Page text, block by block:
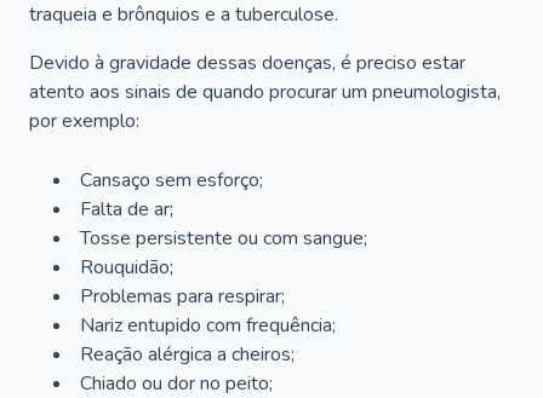
traqueia e brônquios e a tuberculose.
Devido à gravidade dessas doenças, é preciso estar
atento aos sinais de quando procurar um pneumologista,
por exemplo:
Cansaço sem esforço;
Falta de ar;
Tosse persistente ou com sangue;
Rouquidão;
Problemas para respirar;
Nariz entupido com frequência;
Reação alérgica a cheiros;
Chiado ou dor no peito;